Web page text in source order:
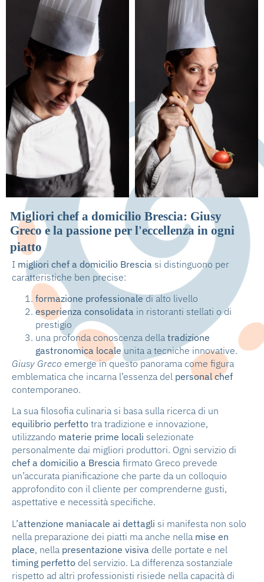
Migliori chef a domicilio Brescia: Giusy
Greco e la passione per l'eccellenza in ogni
piatto
I migliori chef a domicilio Brescia si distinguono per
caratteristiche ben precise:
formazione professionaledi alto livello
esperienza consolidata in ristoranti stellati o di
prestigio
una profonda conoscenza della tradizione
gastronomica locale unita a tecniche innovative.
Giusy Greco emerge in questo panorama come figura
emblematica che incarna l’essenza del personal chef
contemporaneo.
La sua filosofia culinaria si basa sulla ricerca di un
equilibrio perfetto tra tradizione e innovazione,
utilizzando materie prime locali selezionate
personalmente dai migliori produttori. Ogni servizio di
chef a domicilio a Brescia firmato Greco prevede
un’accurata pianificazione che parte da un colloquio
approfondito con il cliente per comprenderne gusti,
aspettative e necessità specifiche.
L’attenzione maniacale ai dettagli si manifesta non solo
nella preparazione dei piatti ma anche nella mise en
place, nella presentazione visiva delle portate e nel
timing perfetto del servizio. La differenza sostanziale
rispetto ad altri professionisti risiede nella capacità di